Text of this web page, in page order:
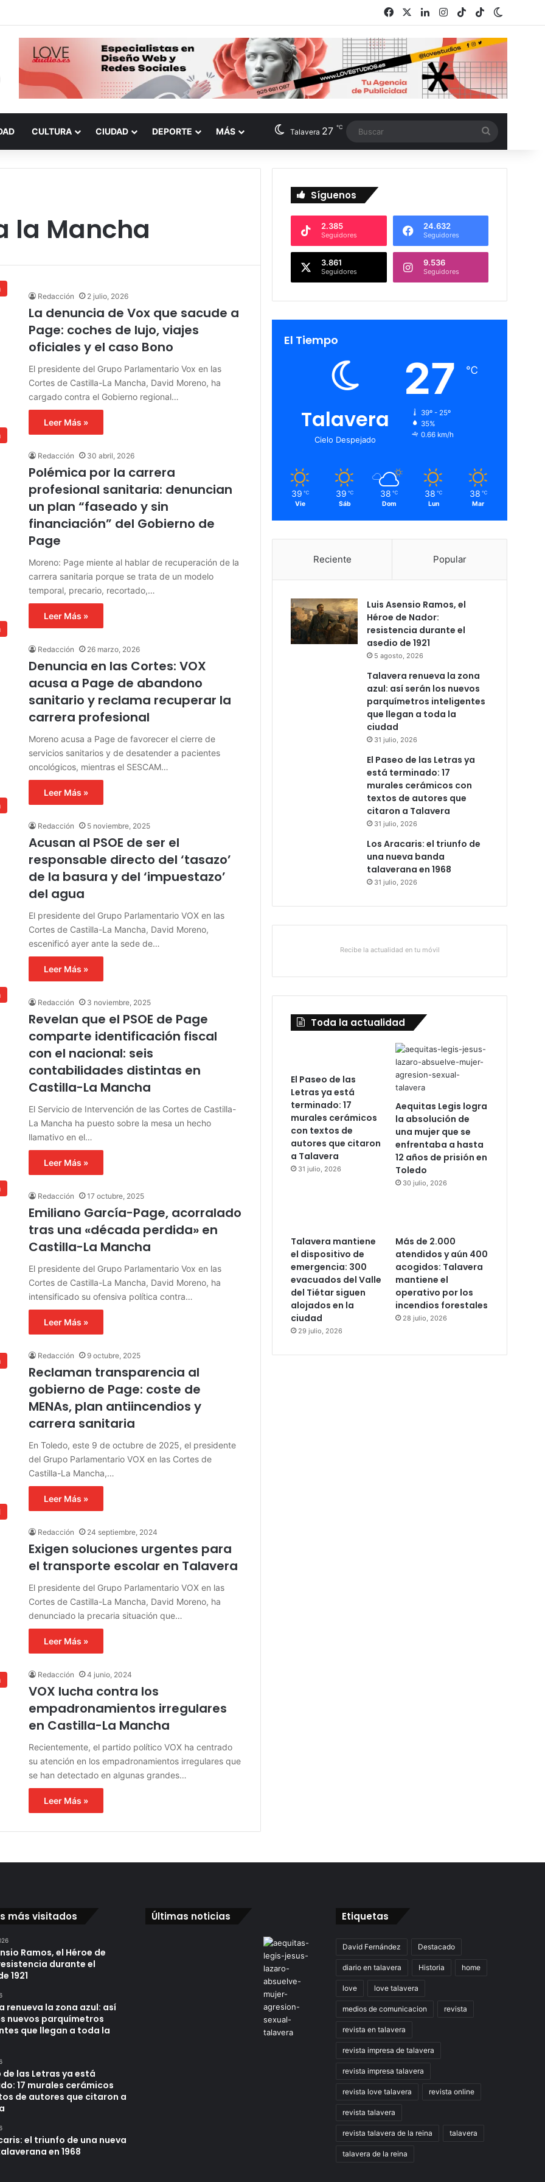
Facebook LinkedInInstagram
TikTokRSS
CULTURA CIUDAD DEPORTE MÁS Talavera 27 ℃
la Mancha
Redacción 2 julio, 2026
La denuncia de Vox que sacude a
Page: coches de lujo, viajes
oficiales y el caso Bono
El presidente del Grupo Parlamentario Vox en las
Cortes de Castilla-La Mancha, David Moreno, ha
cargado contra el Gobierno regional…
Leer Más »
Redacción 30 abril, 2026
Polémica por la carrera
profesional sanitaria: denuncian
un plan “faseado y sin
financiación” del Gobierno de
Page
Moreno: Page miente al hablar de recuperación de la
carrera sanitaria porque se trata de un modelo
temporal, precario, recortado,…
Leer Más »
Redacción 26 marzo, 2026
Denuncia en las Cortes: VOX
acusa a Page de abandono
sanitario y reclama recuperar la
carrera profesional
Moreno acusa a Page de favorecer el cierre de
servicios sanitarios y de desatender a pacientes
oncológicos, mientras el SESCAM…
Leer Más »
Redacción 5 noviembre, 2025
Acusan al PSOE de ser el
responsable directo del ‘tasazo’
de la basura y del ‘impuestazo’
del agua
El presidente del Grupo Parlamentario VOX en las
Cortes de Castilla-La Mancha, David Moreno,
escenificó ayer ante la sede de…
Leer Más »
Redacción 3 noviembre, 2025
Revelan que el PSOE de Page
comparte identificación fiscal
con el nacional: seis
contabilidades distintas en
Castilla-La Mancha
El Servicio de Intervención de las Cortes de Castilla-
La Mancha ha puesto sobre la mesa un hecho
llamativo en el…
Leer Más »
Redacción 17 octubre, 2025
Emiliano García-Page, acorralado
tras una «década perdida» en
Castilla-La Mancha
El presidente del Grupo Parlamentario Vox en las
Cortes de Castilla-La Mancha, David Moreno, ha
intensificado su ofensiva política contra…
Leer Más »
Redacción 9 octubre, 2025
Reclaman transparencia al
gobierno de Page: coste de
MENAs, plan antiincendios y
carrera sanitaria
En Toledo, este 9 de octubre de 2025, el presidente
del Grupo Parlamentario VOX en las Cortes de
Castilla-La Mancha,…
Leer Más »
Redacción 24 septiembre, 2024
Exigen soluciones urgentes para
el transporte escolar en Talavera
El presidente del Grupo Parlamentario VOX en las
Cortes de Castilla-La Mancha, David Moreno, ha
denunciado la precaria situación que…
Leer Más »
Redacción 4 junio, 2024
VOX lucha contra los
empadronamientos irregulares
en Castilla-La Mancha
Recientemente, el partido político VOX ha centrado
su atención en los empadronamientos irregulares que
se han detectado en algunas grandes…
Leer Más »
Síguenos
2.385
Seguidores
24.632
Seguidores
3.861
Seguidores
9.536
Seguidores
El Tiempo
Talavera
Cielo Despejado
27 ℃
39º - 25º
35%
0.66 km/h
39 ℃
Vie
39 ℃
Sáb
38 ℃
Dom
38 ℃
Lun
38 ℃
Mar
Reciente Popular
Luis Asensio Ramos, el
Héroe de Nador:
resistencia durante el
asedio de 1921
5 agosto, 2026
Talavera renueva la zona
azul: así serán los nuevos
parquímetros inteligentes
que llegan a toda la
ciudad
31 julio, 2026
El Paseo de las Letras ya
está terminado: 17
murales cerámicos con
textos de autores que
citaron a Talavera
31 julio, 2026
Los Aracaris: el triunfo de
una nueva banda
talaverana en 1968
31 julio, 2026
Recibe la actualidad en tu móvil
Toda la actualidad
El Paseo de las
Letras ya está
terminado: 17
murales cerámicos
con textos de
autores que citaron
a Talavera
31 julio, 2026
Aequitas Legis logra
la absolución de
una mujer que se
enfrentaba a hasta
12 años de prisión en
Toledo
30 julio, 2026
Talavera mantiene
el dispositivo de
emergencia: 300
evacuados del Valle
del Tiétar siguen
alojados en la
ciudad
29 julio, 2026
Más de 2.000
atendidos y aún 400
acogidos: Talavera
mantiene el
operativo por los
incendios forestales
28 julio, 2026
más visitados
Ramos, el Héroe de
durante el
1921
renueva la zona azul: así
nuevos parquímetros
que llegan a toda la
de las Letras ya está
17 murales cerámicos
de autores que citaron a
el triunfo de una nueva
en 1968
Últimas noticias Etiquetas
David Fernández Destacado
diario en talavera Historia home
love love talavera
medios de comunicacion revista
revista en talavera
revista impresa de talavera
revista impresa talavera
revista love talavera revista online
revista talavera
revista talavera de la reina talavera
talavera de la reina